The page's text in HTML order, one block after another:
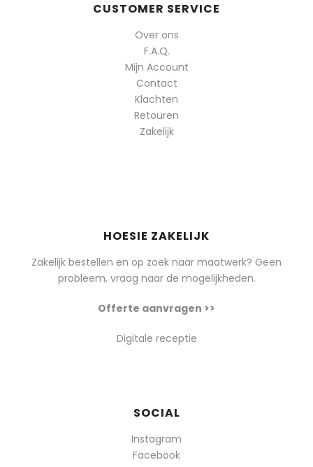
CUSTOMER SERVICE
Over ons
F.A.Q.
Mijn Account
Contact
Klachten
Retouren
Zakelijk
HOESIE ZAKELIJK
Zakelijk bestellen en op zoek naar maatwerk? Geen
probleem, vraag naar de mogelijkheden.
Offerte aanvragen >>
Digitale receptie
SOCIAL
Instagram
Facebook